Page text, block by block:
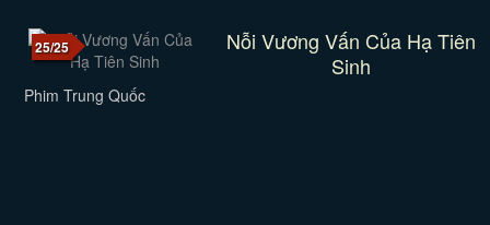
25/25
Nỗi Vương Vấn Của Hạ Tiên
Sinh
Phim Trung Quốc